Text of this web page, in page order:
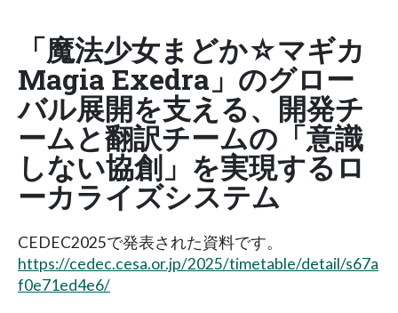
「魔法少女まどか☆マギカ
Magia Exedra」のグロー
バル展開を支える、開発チ
ームと翻訳チームの「意識
しない協創」を実現するロ
ーカライズシステム
CEDEC2025で発表された資料です。
https://cedec.cesa.or.jp/2025/timetable/detail/s67a
f0e71ed4e6/